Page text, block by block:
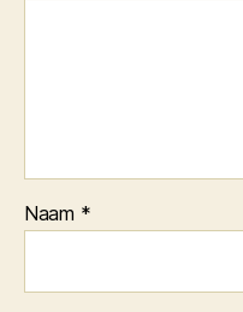
Naam *